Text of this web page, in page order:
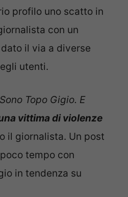
profilo uno scatto in
con un
il via a diverse
utenti.
Topo Gigio. E
vittima di violenze
il giornalista. Un post
tempo con
in tendenza su